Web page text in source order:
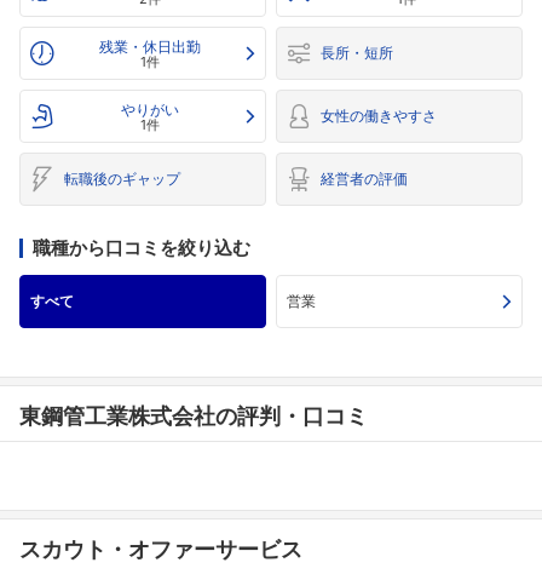
残業・休日出勤
1件 長所・短所
やりがい
1件 女性の働きやすさ
転職後のギャップ 経営者の評価
職種から口コミを絞り込む
すべて 営業
東鋼管工業株式会社の評判・口コミ
スカウト・オファーサービス